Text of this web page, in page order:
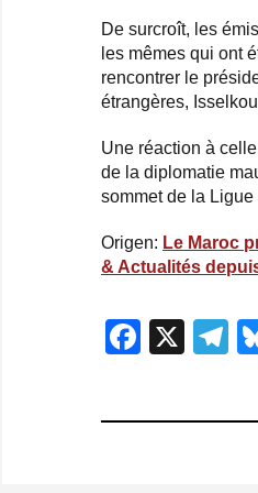
De surcroît, les
les mêmes qui ont
rencontrer le
étrangères,
Une réaction à
de la diplomatie
sommet de la
Origen: Le Maroc
& Actualités
X